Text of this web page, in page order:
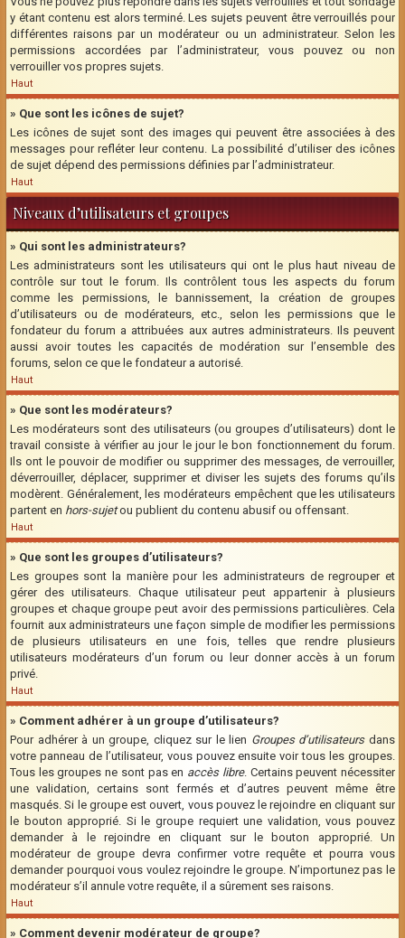
y étant contenu est alors terminé. Les sujets peuvent être verrouillés pour
différentes raisons par un modérateur ou un administrateur. Selon les
permissions accordées par l’administrateur, vous pouvez ou non
verrouiller vos propres sujets.
Haut
» Que sont les icônes de sujet?
Les icônes de sujet sont des images qui peuvent être associées à des
messages pour refléter leur contenu. La possibilité d’utiliser des icônes
de sujet dépend des permissions définies par l’administrateur.
Haut
Niveaux d’utilisateurs et groupes
» Qui sont les administrateurs?
Les administrateurs sont les utilisateurs qui ont le plus haut niveau de
contrôle sur tout le forum. Ils contrôlent tous les aspects du forum
comme les permissions, le bannissement, la création de groupes
d’utilisateurs ou de modérateurs, etc., selon les permissions que le
fondateur du forum a attribuées aux autres administrateurs. Ils peuvent
aussi avoir toutes les capacités de modération sur l’ensemble des
forums, selon ce que le fondateur a autorisé.
Haut
» Que sont les modérateurs?
Les modérateurs sont des utilisateurs (ou groupes d’utilisateurs) dont le
travail consiste à vérifier au jour le jour le bon fonctionnement du forum.
Ils ont le pouvoir de modifier ou supprimer des messages, de verrouiller,
déverrouiller, déplacer, supprimer et diviser les sujets des forums qu’ils
modèrent. Généralement, les modérateurs empêchent que les utilisateurs
partent en hors-sujetou publient du contenu abusif ou offensant.
Haut
» Que sont les groupes d’utilisateurs?
Les groupes sont la manière pour les administrateurs de regrouper et
gérer des utilisateurs. Chaque utilisateur peut appartenir à plusieurs
groupes et chaque groupe peut avoir des permissions particulières. Cela
fournit aux administrateurs une façon simple de modifier les permissions
de plusieurs utilisateurs en une fois, telles que rendre plusieurs
utilisateurs modérateurs d’un forum ou leur donner accès à un forum
privé.
Haut
» Comment adhérer à un groupe d’utilisateurs?
Pour adhérer à un groupe, cliquez sur le lien Groupes d’utilisateursdans
votre panneau de l’utilisateur, vous pouvez ensuite voir tous les groupes.
Tous les groupes ne sont pas en accès libre. Certains peuvent nécessiter
une validation, certains sont fermés et d’autres peuvent même être
masqués. Si le groupe est ouvert, vous pouvez le rejoindre en cliquant sur
le bouton approprié. Si le groupe requiert une validation, vous pouvez
demander à le rejoindre en cliquant sur le bouton approprié. Un
modérateur de groupe devra confirmer votre requête et pourra vous
demander pourquoi vous voulez rejoindre le groupe. N’importunez pas le
modérateur s’il annule votre requête, il a sûrement ses raisons.
Haut
» Comment devenir modérateur de groupe?